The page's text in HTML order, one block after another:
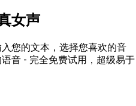
女声
您的文本，选择您喜欢的音
音 - 完全免费试用，超级易于